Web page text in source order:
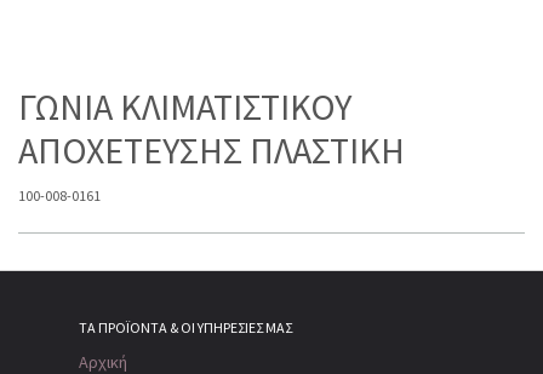
ΓΩΝΙΑ ΚΛΙΜΑΤΙΣΤΙΚΟΥ
ΑΠΟΧΕΤΕΥΣΗΣ ΠΛΑΣΤΙΚΗ
100-008-0161
ΤΑ ΠΡΟΪΌΝΤΑ & ΟΙ ΥΠΗΡΕΣΊΕΣ ΜΑΣ
Αρχική